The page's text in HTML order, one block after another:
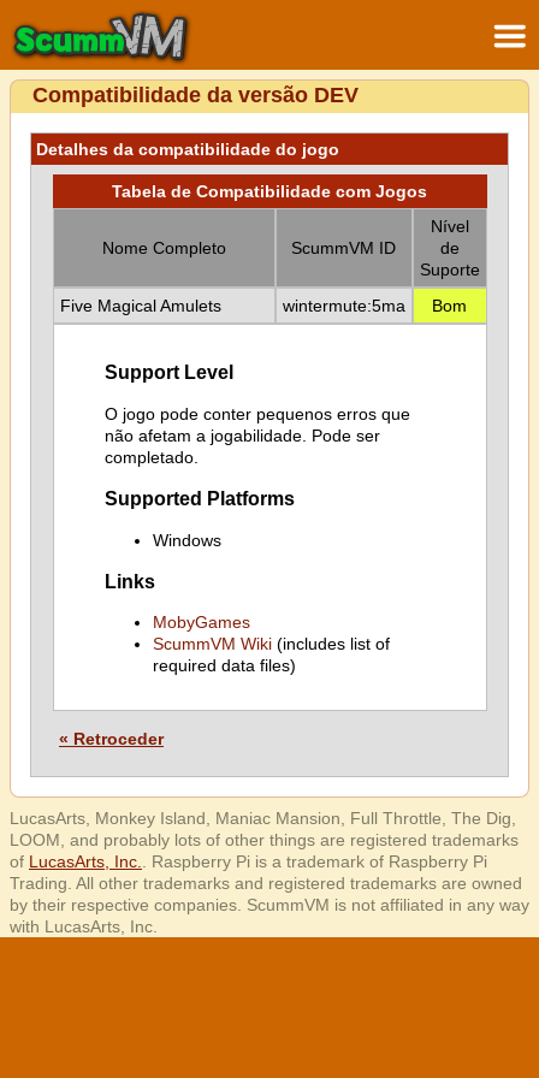
Compatibilidade da versão DEV
Detalhes da compatibilidade do jogo
Tabela de Compatibilidade com Jogos
Nome Completo ScummVM ID
Nível
de
Suporte
Five Magical Amulets
wintermute:5ma Bom
Support Level
O jogo pode conter pequenos erros que
não afetam a jogabilidade. Pode ser
completado.
Supported Platforms
Windows
Links
MobyGames
ScummVM Wiki(includes list of
required data files)
« Retroceder
LucasArts, Monkey Island, Maniac Mansion, Full Throttle, The Dig,
LOOM, and probably lots of other things are registered trademarks
of LucasArts, Inc.
. Raspberry Pi is a trademark of Raspberry Pi
Trading. All other trademarks and registered trademarks are owned
by their respective companies. ScummVM is not affiliated in any way
with LucasArts, Inc.